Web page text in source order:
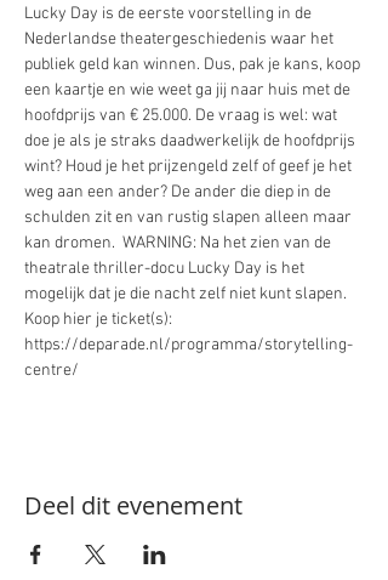
Lucky Day is de eerste voorstelling in de
Nederlandse theatergeschiedenis waar het
publiek geld kan winnen. Dus, pak je kans, koop
een kaartje en wie weet ga jij naar huis met de
hoofdprijs van € 25.000. De vraag is wel: wat
doe je als je straks daadwerkelijk de hoofdprijs
wint? Houd je het prijzengeld zelf of geef je het
weg aan een ander? De ander die diep in de
schulden zit en van rustig slapen alleen maar
kan dromen.  WARNING: Na het zien van de
theatrale thriller-docu Lucky Day is het
mogelijk dat je die nacht zelf niet kunt slapen.
Koop hier je ticket(s):
https://deparade.nl/programma/storytelling-
centre/
Deel dit evenement